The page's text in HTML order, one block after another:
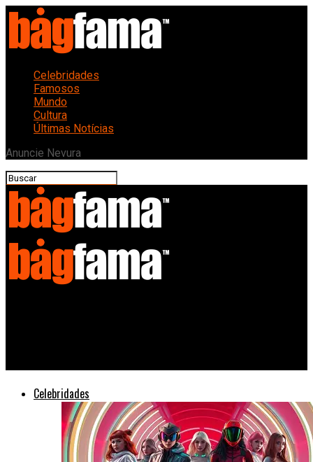
Celebridades
Famosos
Mundo
Cultura
Últimas Notícias
Anuncie Nevura
Celebridades